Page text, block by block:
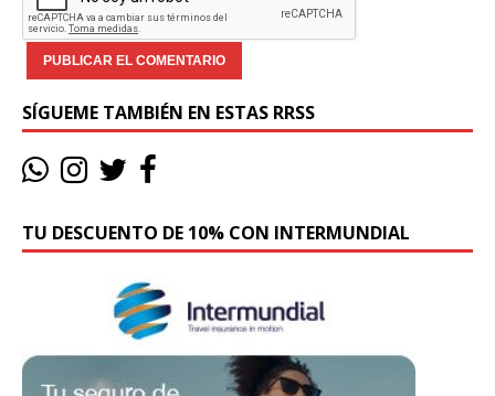
SÍGUEME TAMBIÉN EN ESTAS RRSS
TU DESCUENTO DE 10% CON INTERMUNDIAL